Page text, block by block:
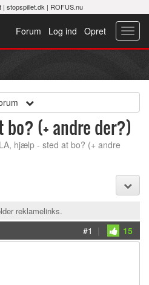
| stopspillet.dk | ROFUS.nu
Opret
Log ind
Forum
(+ andre der?)
hjælp - sted at bo? (+ andre
reklamelinks.
#1 | 15